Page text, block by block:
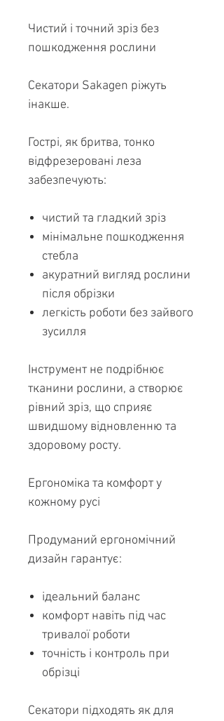
Чистий і точний зріз без
пошкодження рослини
Секатори Sakagen ріжуть
інакше.
Гострі, як бритва, тонко
відфрезеровані леза
забезпечують:
чистий та гладкий зріз
мінімальне пошкодження
стебла
акуратний вигляд рослини
після обрізки
легкість роботи без зайвого
зусилля
Інструмент не подрібнює
тканини рослини, а створює
рівний зріз, що сприяє
швидшому відновленню та
здоровому росту.
Ергономіка та комфорт у
кожному русі
Продуманий ергономічний
дизайн гарантує:
ідеальний баланс
комфорт навіть під час
тривалої роботи
точність і контроль при
обрізці
Секатори підходять як для